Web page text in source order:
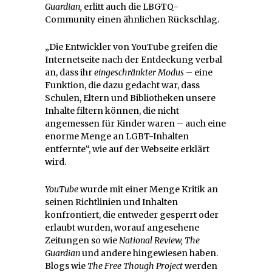
Guardian, erlitt auch die LBGTQ-
Community einen ähnlichen Rückschlag.
„Die Entwickler von YouTube greifen die
Internetseite nach der Entdeckung verbal
an, dass ihreingeschränkter Modus – eine
Funktion, die dazu gedacht war, dass
Schulen, Eltern und Bibliotheken unsere
Inhalte filtern können, die nicht
angemessen für Kinder waren – auch eine
enorme Menge an LGBT-Inhalten
entfernte“, wie auf der Webseite erklärt
wird.
YouTubewurde mit einer Menge Kritik an
seinen Richtlinien und Inhalten
konfrontiert, die entweder gesperrt oder
erlaubt wurden, worauf angesehene
Zeitungen so wieNational Review, The
Guardianund andere hingewiesen haben.
Blogs wie The Free Though Projectwerden